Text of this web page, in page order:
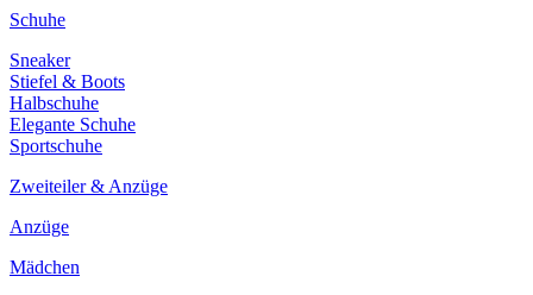
Schuhe
Sneaker
Stiefel & Boots
Halbschuhe
Elegante Schuhe
Sportschuhe
Zweiteiler & Anzüge
Anzüge
Mädchen